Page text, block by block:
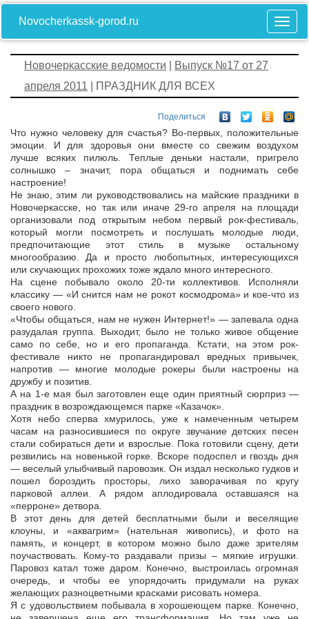
Novocherkassk-gorod.ru
Новочеркасские ведомости
Выпуск №17 от 27
апреля 2011 | ПРАЗДНИК ДЛЯ ВСЕХ
Поделиться
Что нужно человеку для счастья? Во-первых, положительные
эмоции. И для здоровья они вместе со свежим воздухом
лучше всяких пилюль. Теплые деньки настали, пригрело
солнышко – значит, пора общаться и поднимать себе
настроение!
Не знаю, этим ли руководствовались на майские праздники в
Новочеркасске, но так или иначе 29-го апреля на площади
организовали под открытым небом первый рок-фестиваль,
который могли посмотреть и послушать молодые люди,
предпочитающие этот стиль в музыке остальному
многообразию. Да и просто любопытных, интересующихся
или скучающих прохожих тоже ждало много интересного.
На сцене побывало около 20-ти коллективов. Исполняли
классику — «И снится нам не рокот космодрома» и кое-что из
своего нового.
«Чтобы общаться, нам не нужен Интернет!» — запевала одна
разудалая группа. Выходит, было не только живое общение
само по себе, но и его пропаганда. Кстати, на этом рок-
фестивале никто не пропагандировал вредных привычек,
напротив — многие молодые рокеры были настроены на
дружбу и позитив.
А на 1-е мая был заготовлен еще один приятный сюрприз —
праздник в возрождающемся парке «Казачок».
Хотя небо сперва хмурилось, уже к намеченным четырем
часам на разносившиеся по округе звучание детских песен
стали собираться дети и взрослые. Пока готовили сцену, дети
резвились на новенькой горке. Вскоре подоспел и гвоздь дня
— веселый улыбчивый паровозик. Он издал несколько гудков и
пошел бороздить просторы, лихо заворачивая по кругу
парковой аллеи. А рядом аплодировала оставшаяся на
«перроне» детвора.
В этот день для детей бесплатными были и веселящие
клоуны, и «аквагрим» (нательная живопись), и фото на
память, и концерт, в котором можно было даже зрителям
поучаствовать. Кому-то раздавали призы – мягкие игрушки.
Паровоз катал тоже даром. Конечно, выстроилась огромная
очередь, и чтобы ее упорядочить придумали на руках
желающих разноцветными красками рисовать номера.
Я с удовольствием побывала в хорошеющем парке. Конечно,